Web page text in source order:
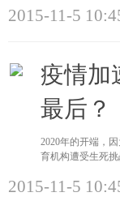
2015-11-5
疫情加
最后？
2020年的开端，
育机构遭受生死
2015-11-5